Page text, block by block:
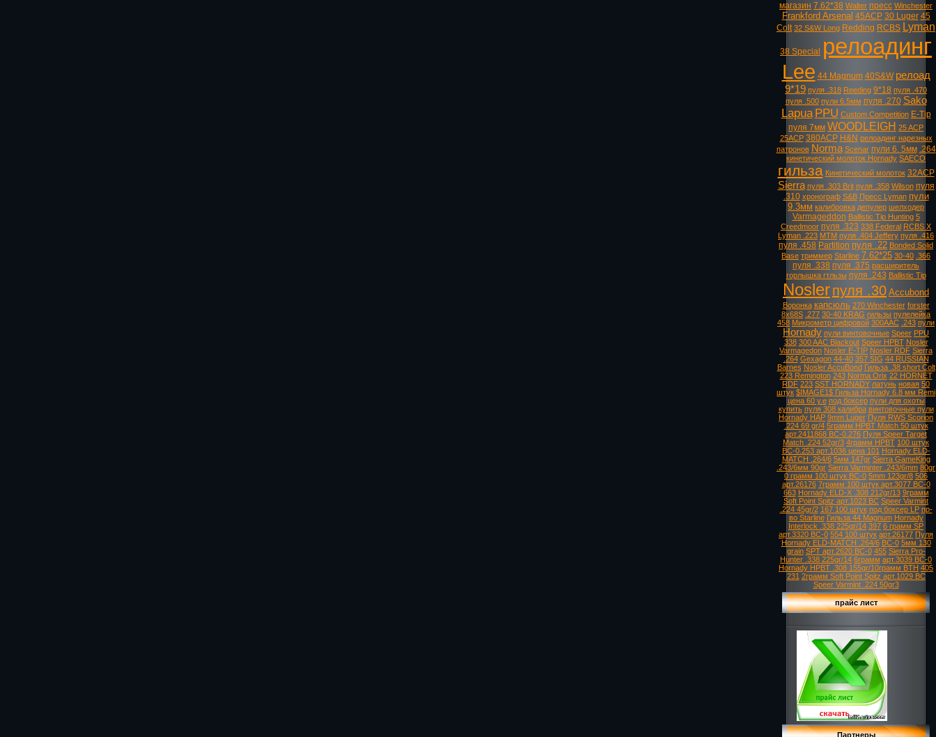
магазин 7.62*38 Walter пресс Winchester
Frankford Arsenal 45ACP 30 Luger 45
Colt 32 S&W Long Redding RCBS Lyman
38 Special релоадинг
Lee 44 Magnum 40S&W релоад
9*19 пуля .318 Reeding 9*18 пуля .470
пуля .500 пули 6.5мм пуля .270 Sako
Lapua PPU Custom Competition E-Tip
пуля 7мм WOODLEIGH 25 ACP
25ACP 380ACP H&N релоадинг нарезных
патронов Norma Scenar пули 6. 5мм .264
кинетический молоток Hornady SAECO
гильза Кинетический молоток 32ACP
Sierra пуля .303 Brit пуля .358 Wilson пуля
.310 хронограф S&B Пресс Lyman пули
9.3мм калибровка депулер шелходер
Varmageddon Ballistic Tip Hunting 5
Creedmoor пуля .323 338 Federal RCBS X
Lyman .223 MTM пуля .404 Jeffery пуля .416
пуля .458 Partition пуля .22 Bonded Solid
Base триммер Starline 7.62*25 30-40 .366
пуля .338 пуля .375 расширитель
горлышка гтльзы пуля .243 Ballistic Tip
Noslerпуля .30 Accubond
Воронка капсюль 270 Winchester forster
8х68S .277 30-40 KRAG гильзы пулелейка
458 Микрометр цифровой 300AAC .243 пули
Hornady пули винтовочные Speer PPU
338 300 AAC Blackout Speer HPBT Nosler
Varmagedon Nosler E-TIP Nosler RDF Sierra
.264 Gexagon 44-40 357 SIG 44 RUSSIAN
Barnes Nosler AccuBond Гильза .38 short Colt
223 Remington 243 Norma Orix 22 HORNET
RDF 223 SST HORNADY латунь новая 50
штук $IMAGE1$ Гильза Hornady 6.8 мм Remi
цена 60 у.е под боксер пули для охоты
купить пуля 308 калибра винтовочные пули
Hornady HAP 9mm Luger Пуля RWS Scorion
.224 69 gr/4 5грамм HPBT Match 50 штук
арт.2411868 ВС-0.276 Пуля Speer Target
Match .224 52gr/3 4грамм HPBT 100 штук
ВС-0.253 арт.1036 цена 101 Hornady ELD-
MATCH .264/6 5мм 147gr Sierra GameKing
.243/6мм 90gr Sierra Varminter .243/6mm 80gr
0 грамм 100 штук ВС-0 5mm 123gr/8 506
арт.26176 7грамм 100 штук арт.3077 ВС-0
663 Hornady ELD-X .308 212gr/13 9грамм
Soft Point Spitz арт.1023 ВС Speer Varmint
.224 45gr/2 167 100 штук под боксер LP пр-
во Starline Гильза 44 Magnum Hornady
Interlock .338 225gr/14 397 6 грамм SP
арт.3320 ВС-0 554 100 штук арт.26177 Пуля
Hornady ELD-MATCH .264/6 ВС-0 5мм 130
grain SPT арт.2620 ВС-0 455 Sierra Pro-
Hunter .338 225gr/14 6грамм арт.3039 ВС-0
Hornady HPBT .308 155gr/10грамм BTH 405
231 2грамм Soft Point Spitz арт.1029 ВС
Speer Varmint .224 50gr3
прайс лист
Партнеры